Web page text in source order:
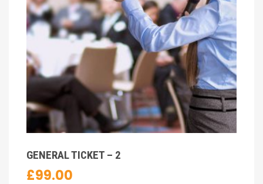
GENERAL TICKET – 2
£99.00